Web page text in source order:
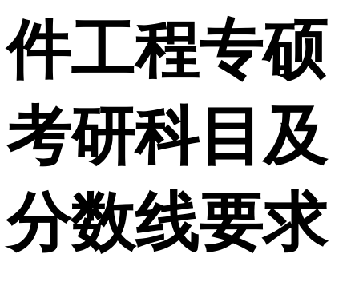
件工程专硕
考研科目及
分数线要求